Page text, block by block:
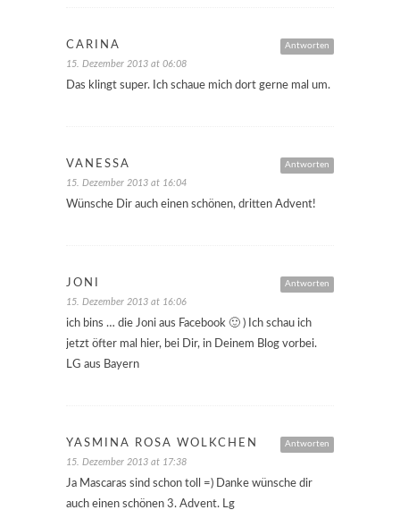
Antworten
CARINA
15. Dezember 2013 at 06:08
Das klingt super. Ich schaue mich dort gerne mal um.
Antworten
VANESSA
15. Dezember 2013 at 16:04
Wünsche Dir auch einen schönen, dritten Advent!
Antworten
JONI
15. Dezember 2013 at 16:06
ich bins … die Joni aus Facebook 🙂 ) Ich schau ich
jetzt öfter mal hier, bei Dir, in Deinem Blog vorbei.
LG aus Bayern
Antworten
YASMINA ROSA WÖLKCHEN
15. Dezember 2013 at 17:38
Ja Mascaras sind schon toll =) Danke wünsche dir
auch einen schönen 3. Advent. Lg